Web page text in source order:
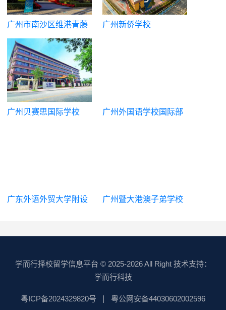
广州市南沙区维港青藤
中学（原广州市英东中
学）
广州新侨学校
广州贝赛思国际学校 广州外国语学校国际部
广东外语外贸大学附设
程)
广州暨大港澳子弟学校
学而行择校留学信息平台 © 2025-2026 All Right 技术支持：
学而行科技
粤ICP备2024329820号 粤公网安备44030602002596